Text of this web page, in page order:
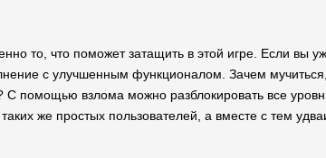
то, что поможет затащить в этой игре. Если вы
с улучшенным функционалом. Зачем
С помощью взлома можно разблокировать все
же простых пользователей, а вместе с тем